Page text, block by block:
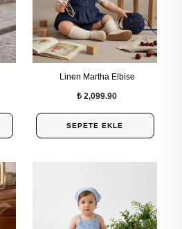
Linen Martha Elbise
₺ 2,099.90
SEPETE EKLE